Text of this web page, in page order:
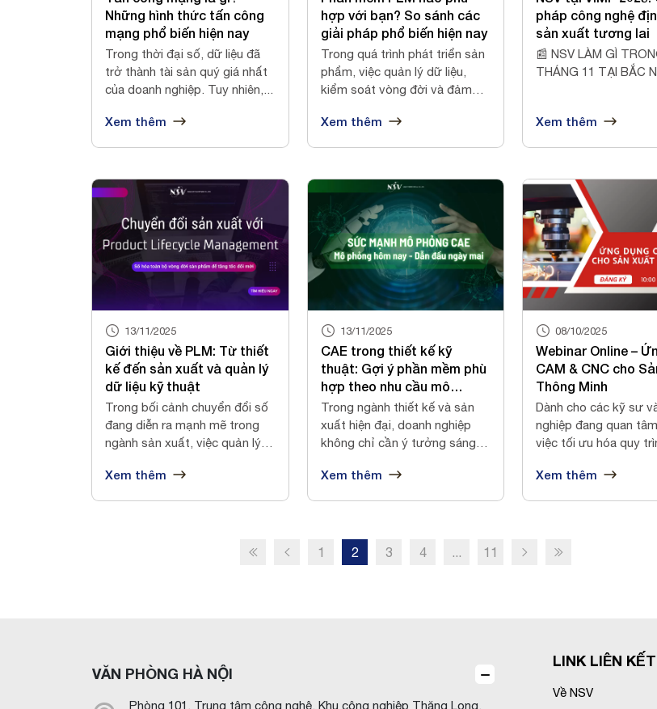
Những hình thức tấn công
mạng phổ biến hiện nay
Trong thời đại số, dữ liệu đã
trở thành tài sản quý giá nhất
của doanh nghiệp. Tuy nhiên,...
Xem thêm
hợp với bạn? So sánh các
giải pháp phổ biến hiện nay
Trong quá trình phát triển sản
phẩm, việc quản lý dữ liệu,
kiểm soát vòng đời và đảm
Xem thêm
pháp công nghệ
sản xuất tương lai
📰 NSV LÀM GÌ
THÁNG 11 TẠI BẮC
Xem thêm
13/11/2025
Giới thiệu về PLM: Từ thiết
kế đến sản xuất và quản lý
dữ liệu kỹ thuật
Trong bối cảnh chuyển đổi số
đang diễn ra mạnh mẽ trong
ngành sản xuất, việc quản lý
Xem thêm
13/11/2025
CAE trong thiết kế kỹ
thuật: Gợi ý phần mềm phù
hợp theo nhu cầu mô
phỏng
Trong ngành thiết kế và sản
xuất hiện đại, doanh nghiệp
không chỉ cần ý tưởng sáng
Xem thêm
08/10/2025
Webinar Online –
CAM & CNC cho
Thông Minh
Dành cho các kỹ sư
nghiệp đang quan
việc tối ưu hóa quy
Xem thêm
1 2 3 4 ... 11
VĂN PHÒNG HÀ NỘI
Phòng 101, Trung tâm công nghệ, Khu công nghiệp Thăng Long,
LINK LIÊN KẾT
Về NSV